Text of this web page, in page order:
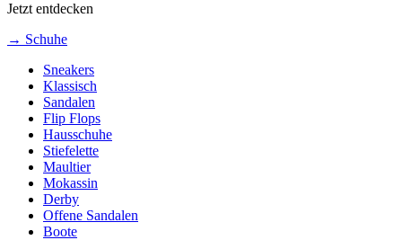
Jetzt entdecken
→ Schuhe
Sneakers
Klassisch
Sandalen
Flip Flops
Hausschuhe
Stiefelette
Maultier
Mokassin
Derby
Offene Sandalen
Boote